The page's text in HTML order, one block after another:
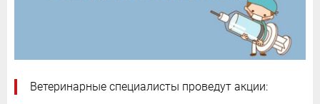
Ветеринарные специалисты проведут акции: